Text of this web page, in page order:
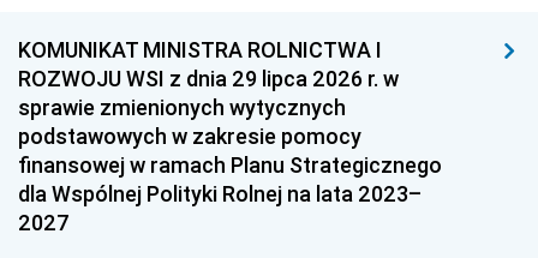
KOMUNIKAT MINISTRA ROLNICTWA I
ROZWOJU WSI z dnia 29 lipca 2026 r. w
sprawie zmienionych wytycznych
podstawowych w zakresie pomocy
finansowej w ramach Planu Strategicznego
dla Wspólnej Polityki Rolnej na lata 2023–
2027